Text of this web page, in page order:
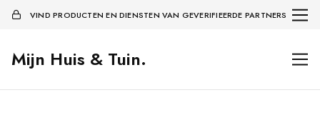
VIND PRODUCTEN EN DIENSTEN VAN GEVERIFIEERDE PARTNERS
Mijn Huis & Tuin.